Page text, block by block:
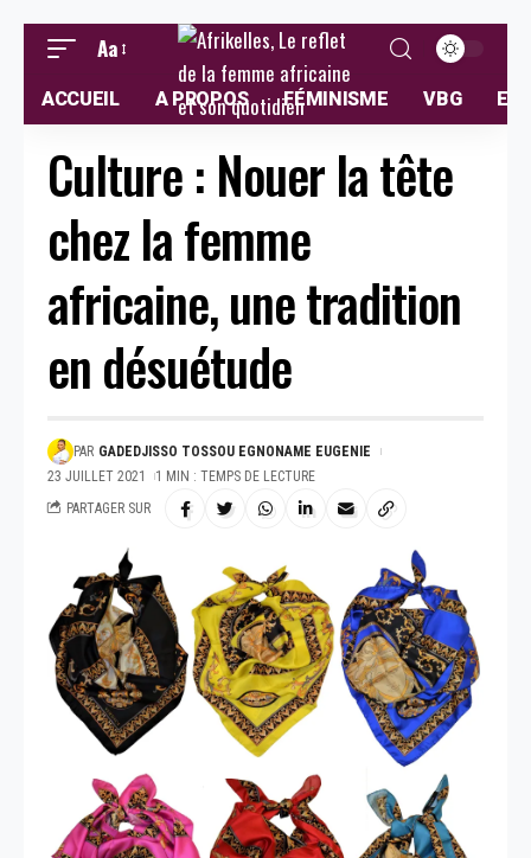
Aa
ACCUEIL A PROPOS FÉMINISME VBG
Culture : Nouer la tête
chez la femme
africaine, une tradition
en désuétude
PAR GADEDJISSO TOSSOU EGNONAME EUGENIE
23 JUILLET 2021
1 MIN : TEMPS DE LECTURE
PARTAGER SUR